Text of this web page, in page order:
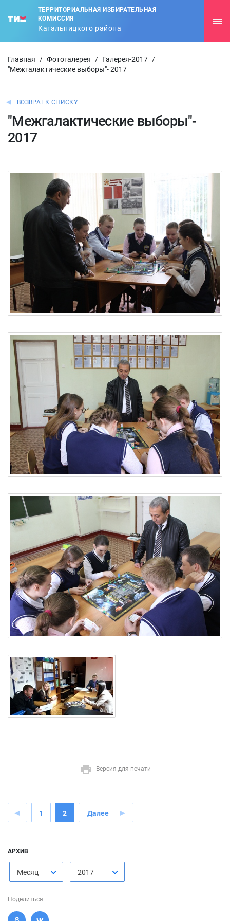
ТЕРРИТОРИАЛЬНАЯ ИЗБИРАТЕЛЬНАЯ
КОМИССИЯ
Кагальницкого района
Главная / Фотогалерея / Галерея-2017 /
"Межгалактические выборы"- 2017
ВОЗВРАТ К СПИСКУ
"Межгалактические выборы"-
2017
Версия для печати
1 2 Далее
АРХИВ
Месяц 2017
Поделиться